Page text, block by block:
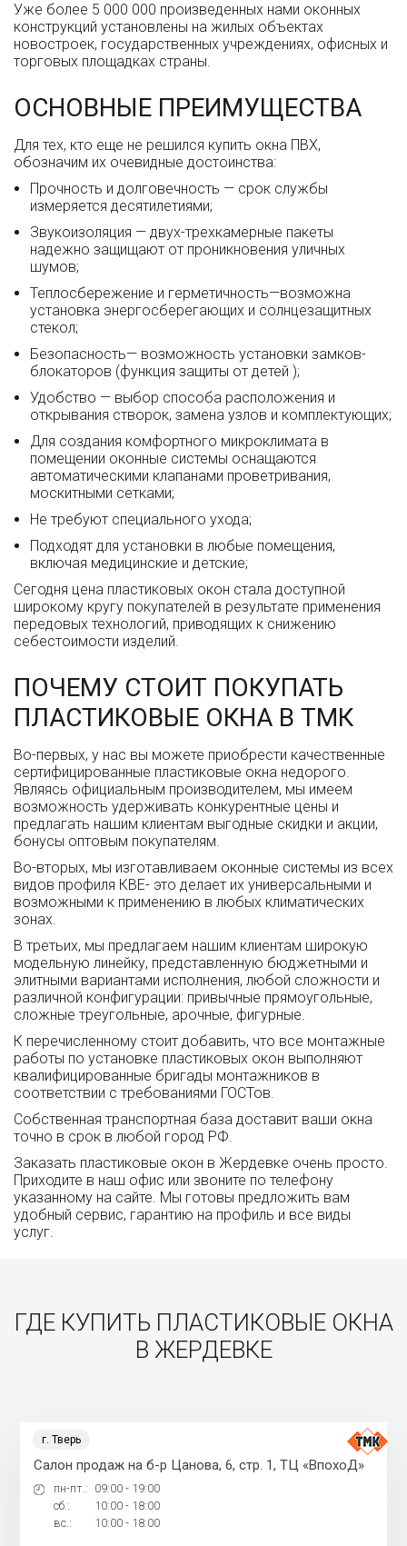
Уже более 5 000 000 произведенных нами оконных
конструкций установлены на жилых объектах
новостроек, государственных учреждениях, офисных и
торговых площадках страны.
ОСНОВНЫЕ ПРЕИМУЩЕСТВА
Для тех, кто еще не решился купить окна ПВХ,
обозначим их очевидные достоинства:
Прочность и долговечность — срок службы
измеряется десятилетиями;
Звукоизоляция — двух-трехкамерные пакеты
надежно защищают от проникновения уличных
шумов;
Теплосбережение и герметичность—возможна
установка энергосберегающих и солнцезащитных
стекол;
Безопасность— возможность установки замков-
блокаторов (функция защиты от детей );
Удобство — выбор способа расположения и
открывания створок, замена узлов и комплектующих;
Для создания комфортного микроклимата в
помещении оконные системы оснащаются
автоматическими клапанами проветривания,
москитными сетками;
Не требуют специального ухода;
Подходят для установки в любые помещения,
включая медицинские и детские;
Сегодня цена пластиковых окон стала доступной
широкому кругу покупателей в результате применения
передовых технологий, приводящих к снижению
себестоимости изделий.
ПОЧЕМУ СТОИТ ПОКУПАТЬ
ПЛАСТИКОВЫЕ ОКНА В ТМК
Во-первых, у нас вы можете приобрести качественные
сертифицированные пластиковые окна недорого.
Являясь официальным производителем, мы имеем
возможность удерживать конкурентные цены и
предлагать нашим клиентам выгодные скидки и акции,
бонусы оптовым покупателям.
Во-вторых, мы изготавливаем оконные системы из всех
видов профиля КВЕ- это делает их универсальными и
возможными к применению в любых климатических
зонах.
В третьих, мы предлагаем нашим клиентам широкую
модельную линейку, представленную бюджетными и
элитными вариантами исполнения, любой сложности и
различной конфигурации: привычные прямоугольные,
сложные треугольные, арочные, фигурные.
К перечисленному стоит добавить, что все монтажные
работы по установке пластиковых окон выполняют
квалифицированные бригады монтажников в
соответствии с требованиями ГОСТов.
Собственная транспортная база доставит ваши окна
точно в срок в любой город РФ.
Заказать пластиковые окон в Жердевке очень просто.
Приходите в наш офис или звоните по телефону
указанному на сайте. Мы готовы предложить вам
удобный сервис, гарантию на профиль и все виды
услуг.
ГДЕ КУПИТЬ ПЛАСТИКОВЫЕ ОКНА
В ЖЕРДЕВКЕ
г. Тверь
Салон продаж на б-р Цанова, 6, стр. 1, ТЦ «ВпохоД»
пн-пт.: 09:00 - 19:00
сб.:
10:00 - 18:00
вс.:
10:00 - 18:00